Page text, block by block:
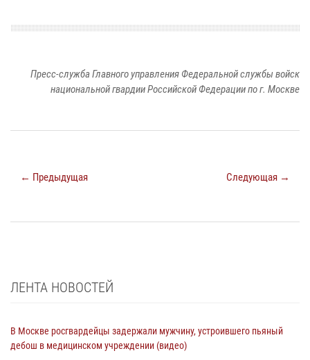
Пресс-служба Главного управления Федеральной службы войск
национальной гвардии Российской Федерации по г. Москве
← Предыдущая Следующая →
ЛЕНТА НОВОСТЕЙ
В Москве росгвардейцы задержали мужчину, устроившего пьяный
дебош в медицинском учреждении (видео)